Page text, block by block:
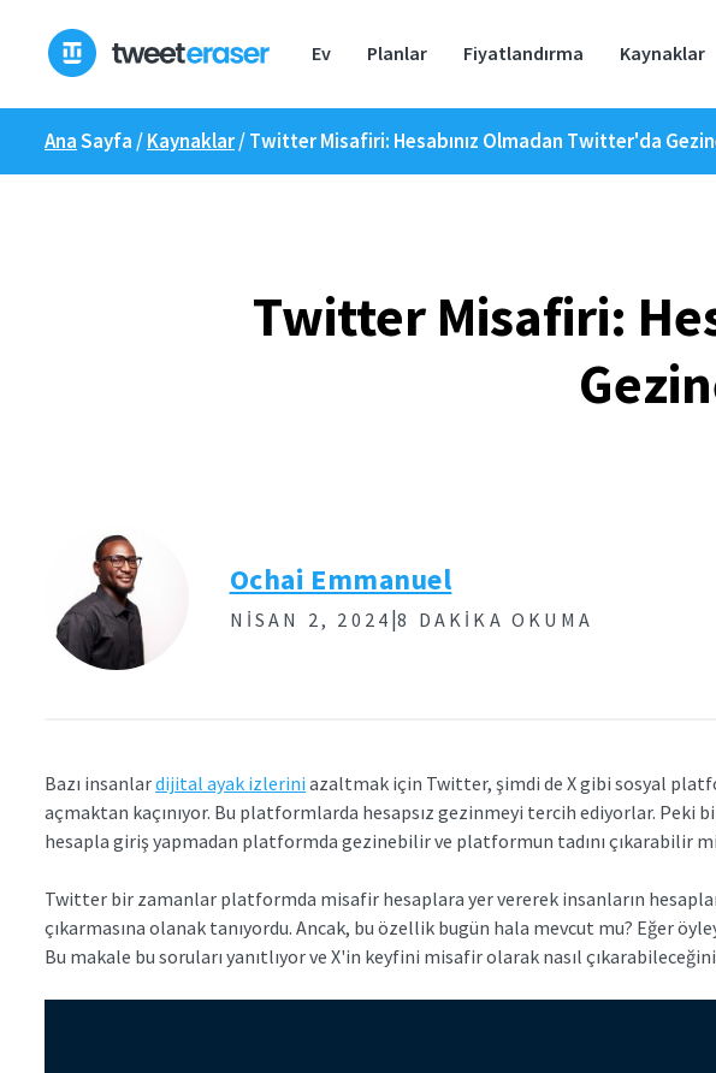
Ev Planlar Fiyatlandırma Kaynaklar
AnaSayfa /Kaynaklar/Twitter Misafiri: Hesabınız Olmadan Twitter'da
Twitter Misafiri:
Ochai Emmanuel
NISAN 2, 2024 |8 DAKIKA OKUMA
Bazı insanlardijital ayak izlerini azaltmak için Twitter, şimdi de X gibi sosyal
açmaktan kaçınıyor. Bu platformlarda hesapsız gezinmeyi tercih ediyorlar. Peki
hesapla giriş yapmadan platformda gezinebilir ve platformun tadını çıkarabilir
Twitter bir zamanlar platformda misafir hesaplara yer vererek insanların
çıkarmasına olanak tanıyordu. Ancak, bu özellik bugün hala mevcut mu? Eğer
Bu makale bu soruları yanıtlıyor ve X'in keyfini misafir olarak nasıl